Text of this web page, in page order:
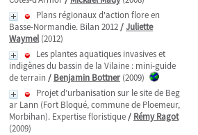
Plans régionaux d'action flore en
Basse-Normandie. Bilan 2012/Juliette
Waymel(2012)
Les plantes aquatiques invasives et
indigènes du bassin de la Vilaine : mini-guide
de terrain / Benjamin Bottner (2009)
Projet d’urbanisation sur le site de Beg
ar Lann (Fort Bloqué, commune de Ploemeur,
Morbihan). Expertise floristique/ Rémy Ragot
(2009)